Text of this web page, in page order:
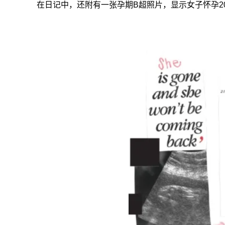
在日记中，还附有一张孕期B超照片，显示女子怀孕